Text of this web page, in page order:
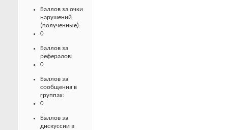
Баллов за очки
нарушений
(полученные):
0
Баллов за
рефералов:
0
Баллов за
сообщения в
группах:
0
Баллов за
дискуссии в